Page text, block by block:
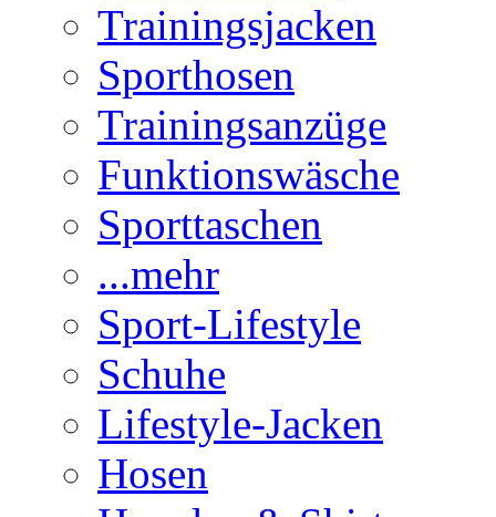
Trainingsjacken
Sporthosen
Trainingsanzüge
Funktionswäsche
Sporttaschen
...mehr
Sport-Lifestyle
Schuhe
Lifestyle-Jacken
Hosen